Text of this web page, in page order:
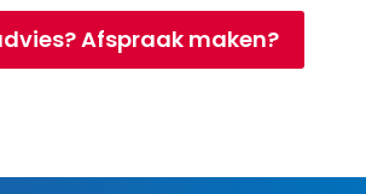
Afspraak maken?